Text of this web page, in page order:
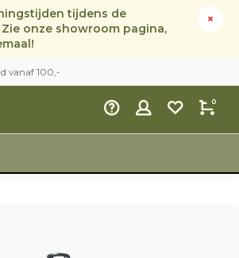
tijdens de
onze showroom pagina,
vanaf 100,-
0